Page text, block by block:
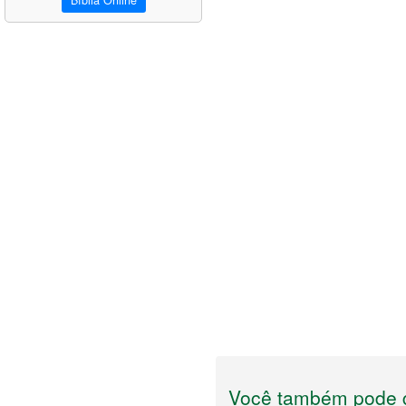
Você também pode